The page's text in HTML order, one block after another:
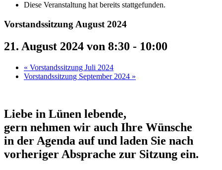
Diese Veranstaltung hat bereits stattgefunden.
Vorstandssitzung August 2024
21. August 2024 von 8:30 - 10:00
« Vorstandssitzung Juli 2024
Vorstandssitzung September 2024 »
Liebe in Lünen lebende,
gern nehmen wir auch Ihre Wünsche
in der Agenda auf und laden Sie nach
vorheriger Absprache zur Sitzung ein.